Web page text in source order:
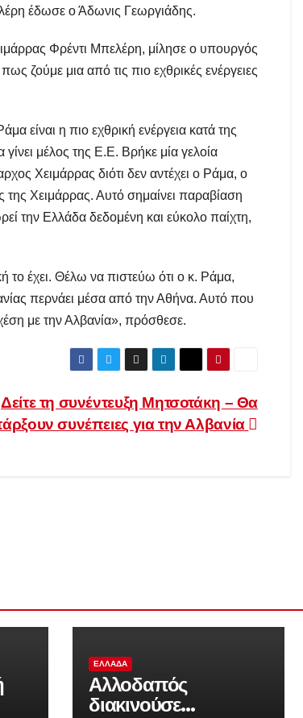
έδωσε ο Άδωνις Γεωργιάδης.
Φρέντι Μπελέρη, μίλησε ο υπουργός
ζούμε μια από τις πιο εχθρικές ενέργειες
είναι η πιο εχθρική ενέργεια κατά της
μέλος της Ε.Ε. Βρήκε μία γελοία
Χειμάρρας διότι δεν αντέχει ο Ράμα, ο
Χειμάρρας. Αυτό σημαίνει παραβίαση
την Ελλάδα δεδομένη και εύκολο παίχτη,
το έχει. Θέλω να πιστεύω ότι ο κ. Ράμα,
περνάει μέσα από την Αθήνα. Αυτό που
με την Αλβανία», πρόσθεσε.
Δείτε τη συνέντευξη Μητσοτάκη – Θα
συνέπειες για την Αλβανία
ΕΛΛΆΔΑ
Αλλοδαπός
διακινούσε